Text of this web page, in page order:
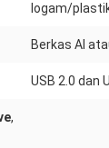
logam/
Berkas AI
USB 2.0 dan
,